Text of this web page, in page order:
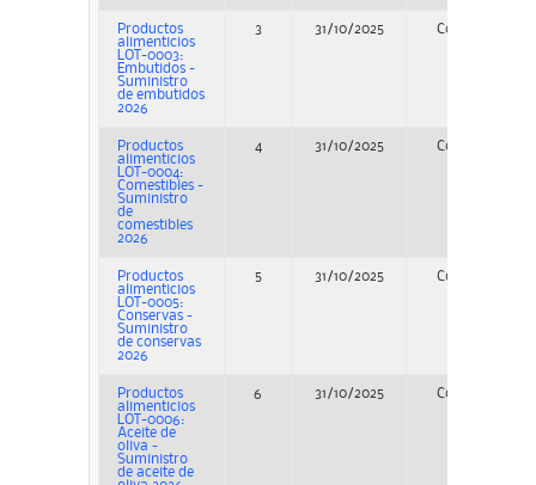
Productos
alimenticios
LOT-0003:
Embutidos -
Suministro
de embutidos
2026
3 31/10/2025 Concurso
Productos
alimenticios
LOT-0004:
Comestibles -
Suministro
de
comestibles
2026
4 31/10/2025 Concurso
Productos
alimenticios
LOT-0005:
Conservas -
Suministro
de conservas
2026
5 31/10/2025 Concurso
Productos
alimenticios
LOT-0006:
Aceite de
oliva -
Suministro
de aceite de
6 31/10/2025 Concurso